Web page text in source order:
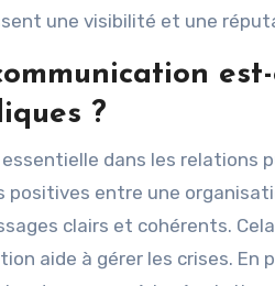
une visibilité et une
?
dans les relations
positives entre une
clairs et cohérents.
aide à gérer les crises.